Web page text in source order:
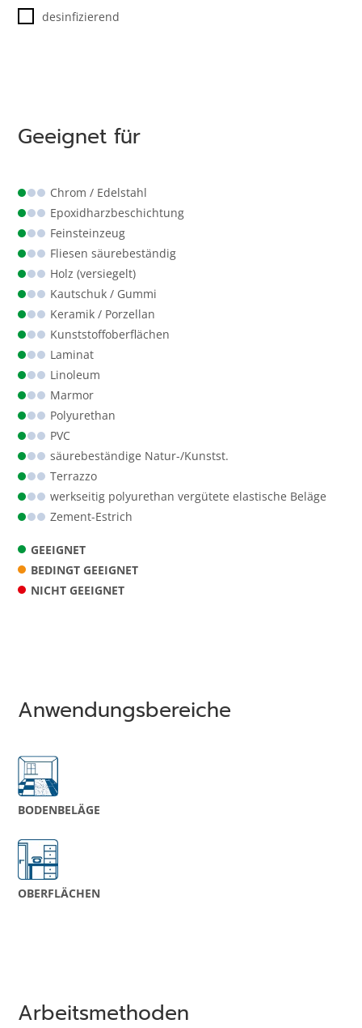
desinfizierend
Geeignet für
Chrom / Edelstahl
Epoxidharz­beschichtung
Feinsteinzeug
Fliesen säurebeständig
Holz (versiegelt)
Kautschuk / Gummi
Keramik / Porzellan
Kunststoff­oberflächen
Laminat
Linoleum
Marmor
Polyurethan
PVC
säurebeständige Natur-/Kunstst.
Terrazzo
werkseitig polyurethan vergütete elastische Beläge
Zement-Estrich
GEEIGNET
BEDINGT GEEIGNET
NICHT GEEIGNET
Anwendungsbereiche
BODEN­­BELÄGE
OBERFLÄCHEN
Arbeitsmethoden